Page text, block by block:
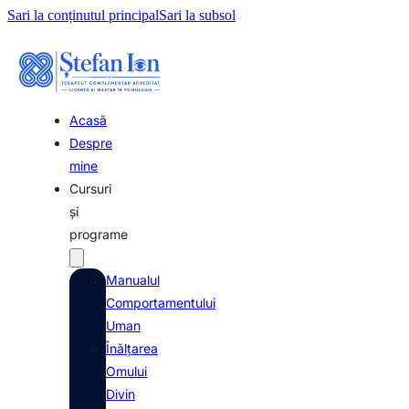
Sari la conținutul principalSari la subsol
Acasă
Despre
mine
Cursuri
şi
programe
Manualul
Comportamentului
Uman
Înălţarea
Omului
Divin